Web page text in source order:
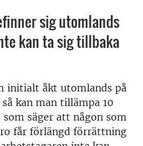
sig utomlands
kan ta sig tillbaka
initialt åkt utomlands på
kan man tillämpa 10
säger att någon som
får förlängd förrättning